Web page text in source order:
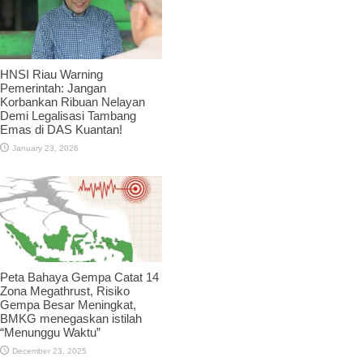
HNSI Riau Warning
Pemerintah: Jangan
Korbankan Ribuan Nelayan
Demi Legalisasi Tambang
Emas di DAS Kuantan!
January 23, 2026
Peta Bahaya Gempa Catat 14
Zona Megathrust, Risiko
Gempa Besar Meningkat,
BMKG menegaskan istilah
“Menunggu Waktu”
December 23, 2025